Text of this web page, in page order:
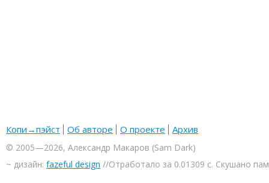
Копи→пэйст Об авторе О проекте Архив
© 2005—2026, Александр Макаров (Sam Dark)
~ дизайн: fazeful design //Отработало за 0.01309 с. Скушано